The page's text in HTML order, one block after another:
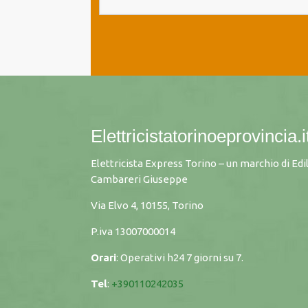
Elettricista Express Torino – un marchio di
Cambareri Giuseppe
Via Elvo 4, 10155, Torino
P.iva 13007000014
Orari: Operativi h24 7 giorni su 7.
Tel: +390110242035